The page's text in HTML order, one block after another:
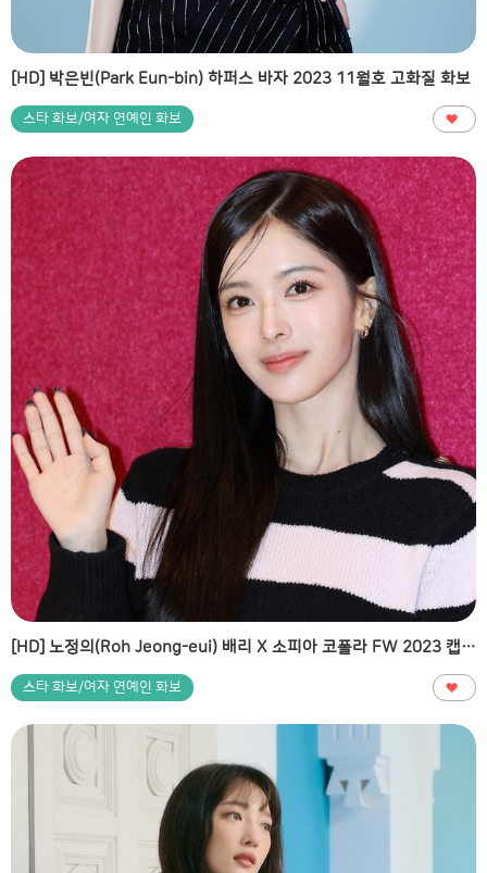
[HD] 박은빈(Park Eun-bin) 하퍼스 바자 2023 11월호 고화질 화보
스타 화보/여자 연예인 화보
[HD] 노정의(Roh Jeong-eui) 배리 X 소피아 코폴라 FW 2023 캡슐 컬렉션 론칭 기념 행사 고화질 화보
스타 화보/여자 연예인 화보